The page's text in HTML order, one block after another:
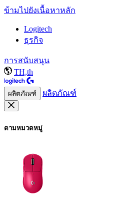
ข้ามไปยังเนื้อหาหลัก
Logitech
ธุรกิจ
การสนับสนุน
TH,th
ผลิตภัณฑ์ ผลิตภัณฑ์
ตามหมวดหมู่